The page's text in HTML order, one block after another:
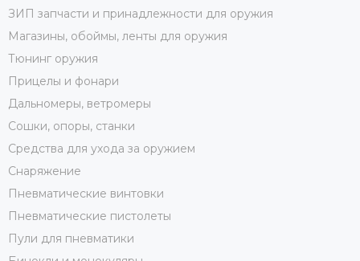
ЗИП запчасти и принадлежности для оружия
Магазины, обоймы, ленты для оружия
Тюнинг оружия
Прицелы и фонари
Дальномеры, ветромеры
Сошки, опоры, станки
Средства для ухода за оружием
Снаряжение
Пневматические винтовки
Пневматические пистолеты
Пули для пневматики